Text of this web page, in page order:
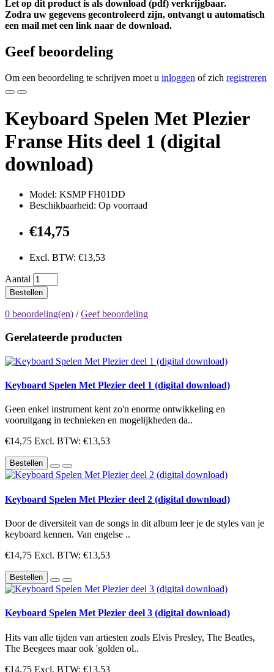
Let op dit product is als download (pdf) verkrijgbaar.
Zodra uw gegevens gecontroleerd zijn, ontvangt u automatisch
een mail met een link naar de download.
Geef beoordeling
Om een beoordeling te schrijven moet u inloggen of zich registreren
Keyboard Spelen Met Plezier
Franse Hits deel 1 (digital
download)
Model: KSMP FH01DD
Beschikbaarheid: Op voorraad
€14,75
Excl. BTW: €13,53
Aantal
Bestellen
0 beoordeling(en) /Geef beoordeling
Gerelateerde producten
Keyboard Spelen Met Plezier deel 1 (digital download)
Geen enkel instrument kent zo'n enorme ontwikkeling en
vooruitgang in technieken en mogelijkheden da..
€14,75 Excl. BTW: €13,53
Bestellen
Keyboard Spelen Met Plezier deel 2 (digital download)
Door de diversiteit van de songs in dit album leer je de styles van je
keyboard kennen. Van engelse ..
€14,75 Excl. BTW: €13,53
Bestellen
Keyboard Spelen Met Plezier deel 3 (digital download)
Hits van alle tijden van artiesten zoals Elvis Presley, The Beatles,
The Beegees maar ook 'golden ol..
€14,75 Excl. BTW: €13,53